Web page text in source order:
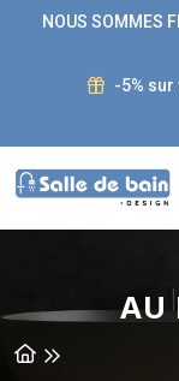
NOUS SOMMES
-5%
AU